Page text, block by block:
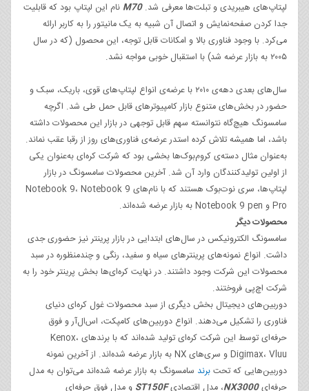
لپتاپ‌های هیبریدی و تبلت‌ها معرفی شد.M70نام این لپتاپ بود که قابلیت
جدا کردن صفحه‌نمایش و اتصال آن شبیه به یک مانیتور را به کاربر ارائه
می‌کرد. با وجود فناوری بالا و امکانات قابل توجه، این محصول (که در سال
۲۰۰۵ به بازار عرضه شد) با استقبال خوبی مواجه نشد.
سال‌های بعدی دهه‌ی ۲۰۱۰ با عرضه‌ی انواع لپتاپ‌های قوی، باریک، سبک و
حضور در بخش‌های متنوع بازار کامپیوترهای قابل حمل طی شد. اگرچه
سامسونگ هیچ‌گاه نتوانسته سهم قابل توجهی در بازار این محصولات داشته
باشد، اما همیشه تلاش کرده استدر عرضه‌ی فناوری‌های روز از رقبا عقب نماند.
به‌عنوان مثال دسته‌ی کروم‌بوک‌ها بخشی بود که شرکت کره‌ای به‌عنوان یکی
از اولین تولیدکنندگان وارد آن شد. آخرین محصولات سامسونگ در بازار
لپتاپ‌ها، سری نوت‌بوک هستند که با نام‌های Notebook 9، Notebook 9
Pro و Notebook 9 pen به بازار عرضه شده‌اند.
محصولات دیگر
سامسونگ الکترونیکس در سال‌های ابتدایی در بازار پرینتر نیز حضوری جدی
داشت. انواع نمونه‌های پرینترهای سیاه و سفید، رنگی و چندمنظوره در سبد
محصولات این شرکت وجود داشتند. در نهایت کره‌ای‌ها بخش پرینتر خود را به
شرکت اچ‌پی فروختند.
دوربین‌های دیجیتال بخش دیگری از سبد محصولات غول کره‌ای دنیای
فناوری را تشکیل می‌دهند. انواع دوربین‌های کامپکت، اس‌ال‌آر و فوق‌
حرفه‌ای توسط این شرکت کره‌ای تولید شده‌اند که با برندهای Kenox،
Digimax، Vluu و سری‌‌های NX به بازار عرضه شده‌اند. از آخرین نمونه‌
دوربین‌هایی که تحتبرند سامسونگ به بازار عرضه شده‌اند می‌توان به مدل
حرفه‌ایNX3000، مدل اقتصادیST150F و مدل فوق حرفه‌ای